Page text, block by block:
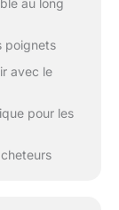
au long
poignets
avec le
pour les